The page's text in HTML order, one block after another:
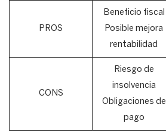
PROS
Beneficio fiscal
Posible mejora
rentabilidad
CONS
Riesgo de
insolvencia
Obligaciones de
pago